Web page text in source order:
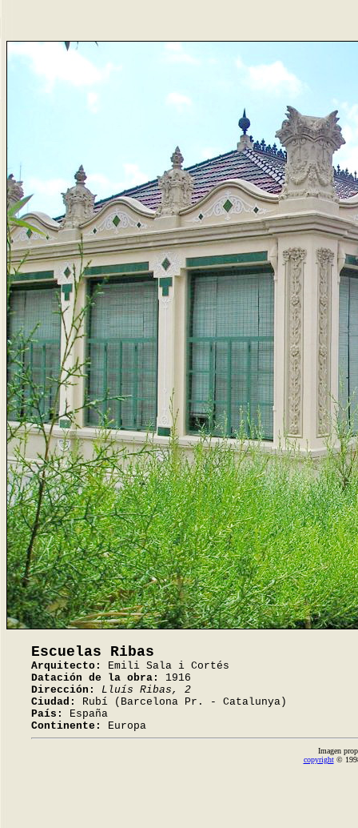
Escuelas Ribas
Arquitecto:
Emili Sala i Cortés
Datación de la obra:
1916
Dirección:
Lluís Ribas, 2
Ciudad:
Rubí (Barcelona Pr. - Catalunya)
País:
España
Continente:
Europa
Imagen
copyright©